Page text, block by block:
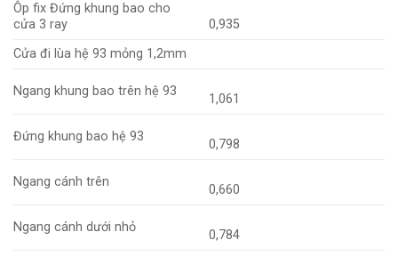
Ôp fix Đứng khung bao cho
cửa 3 ray
0,935
Cửa đi lùa hệ 93 mỏng 1,2mm
Ngang khung bao trên hệ 93
1,061
Đứng khung bao hệ 93
0,798
Ngang cánh trên
0,660
Ngang cánh dưới nhỏ
0,784